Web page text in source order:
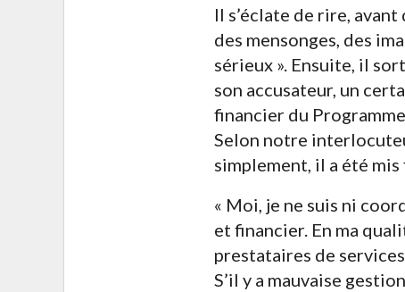
Il s’éclate de rire,
des mensonges, des
sérieux ». Ensuite, il
son accusateur, un
financier du
Selon notre
simplement, il a été
« Moi, je ne suis ni
et financier. En ma
prestataires de
S’il y a mauvaise